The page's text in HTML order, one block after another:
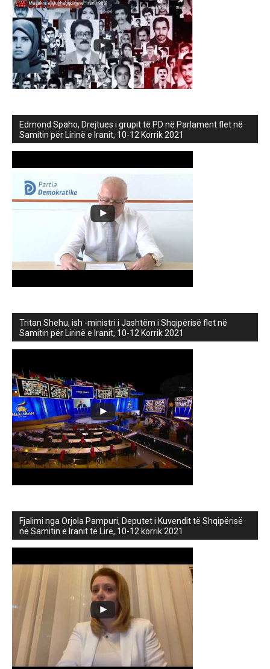
Edmond Spaho, Drejtues i grupit të PD në Parlament flet në
Samitin për Lirinë e Iranit, 10-12 Korrik 2021
Tritan Shehu, ish -ministri i Jashtëm i Shqipërisë flet në
Samitin për Lirinë e Iranit, 10-12 Korrik 2021
Fjalimi nga Orjola Pampuri, Deputet i Kuvendit të Shqipërisë
në Samitin e Iranit të Lirë, 10-12 korrik 2021